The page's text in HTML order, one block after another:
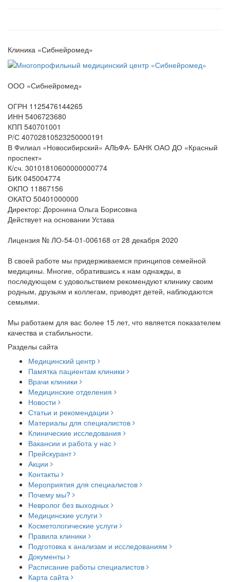
Клиника «Сибнейромед»
ООО «Сибнейромед»
ОГРН 1125476144265
ИНН 5406723680
КПП 540701001
Р/С 40702810523250000191
В Филиал «Новосибирский» АЛЬФА- БАНК ОАО ДО «Красный
проспект»
К/сч. 30101810600000000774
БИК 045004774
ОКПО 11867156
ОКАТО 50401000000
Директор: Доронина Ольга Борисовна
Действует на основании Устава
Лицензия № ЛО-54-01-006168 от 28 декабря 2020
В своей работе мы придерживаемся принципов семейной
медицины. Многие, обратившись к нам однажды, в
последующем с удовольствием рекомендуют клинику своим
родным, друзьям и коллегам, приводят детей, наблюдаются
семьями.
Мы работаем для вас более 15 лет, что является показателем
качества и стабильности.
Разделы сайта
Медицинский центр
Памятка пациентам клиники
Врачи клиники
Медицинские отделения
Новости
Статьи и рекомендации
Материалы для специалистов
Клинические исследования
Вакансии и работа у нас
Прейскурант
Акции
Контакты
Мероприятия для специалистов
Почему мы?
Невролог без выходных
Медицинские услуги
Косметологические услуги
Правила клиники
Подготовка к анализам и исследованиям
Документы
Расписание работы специалистов
Карта сайта